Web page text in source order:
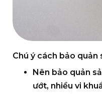
Chú ý cách bảo quản
Nên bảo quản
ướt, nhiều vi